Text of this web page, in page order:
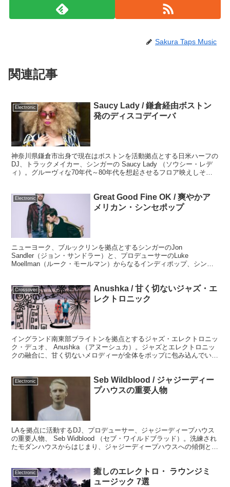
Sakura Taps Music
関連記事
Electronic
Saucy Lady / 鎌倉経由ボストン
発のディスコデイーバ
神奈川県鎌倉市出身で現在はボストンを活動拠点とする日米ハーフの
DJ、トラックメイカー、シンガーの Saucy Lady （ソウシー・レデ
ィ）。グルーヴィな70年代～80年代を想起させるフロア映えしそう
Electronic
Great Good Fine OK / 爽やかア
メリカン・シンセポップ
ニューヨーク、ブルックリンを拠点とするシンガーのJon
Sandler（ジョン・サンドラー）と、プロデューサーのLuke
Moellman（ルーク・モールマン）からなるインディポップ、シンセ
Crossover
Anushka / 甘く切ないジャズ・エ
レクトロニック
イングランド南東部ブライトンを拠点とするジャズ・エレクトロニッ
ク・デュオ、 Anushka （アヌーシュカ）。ジャズとエレクトロニッ
クの融合に、甘く切ないメロディーが全体をポップに包み込んでい
Electronic
Seb Wildblood / ジャジーディー
プハウスの重要人物
LAを拠点に活動するDJ、プロデューサー、ジャジーディープハウス
の重要人物、 Seb Widblood （セブ・ワイルドブラッド）。洗練され
たモダンハウスからはじまり、ジャジーディープハウスへの傾倒とそ
Electronic
癒しのエレクトロ・ ラウンジミ
ュージック 7選